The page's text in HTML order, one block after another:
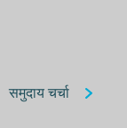
समुदाय चर्चा